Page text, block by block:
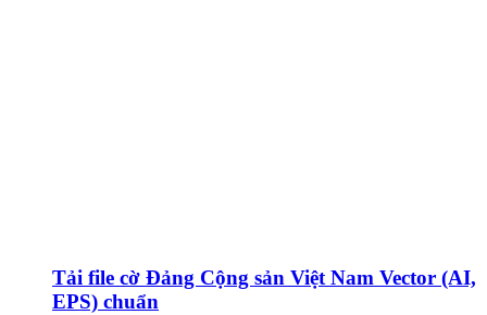
Tải file cờ Đảng Cộng sản Việt Nam Vector (AI,
EPS) chuẩn